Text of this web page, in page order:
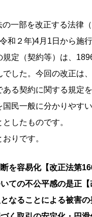
一部を改正する法律
和２年)4月1日から施行
規定（契約等）は、
した。今回の改正は
ある契約に関する規定
民一般に分かりやす
したものです。
りです。
を容易化【改正法第
ての不公平感の是正【
なることによる被害